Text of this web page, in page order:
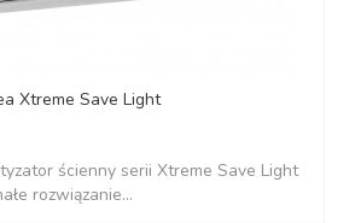
Xtreme Save Light
ścienny serii Xtreme Save Light
rozwiązanie...